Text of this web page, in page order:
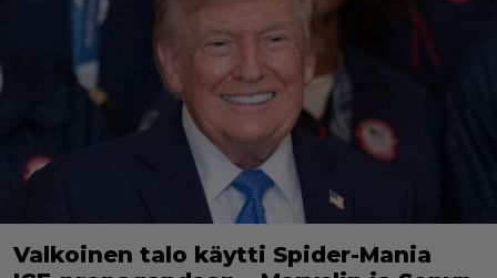
Valkoinen talo käytti Spider-Mania